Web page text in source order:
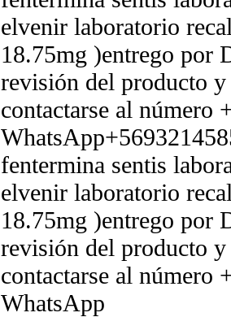
elvenir laboratorio
18.75mg )entrego por
revisión del producto
contactarse al número
fentermina sentis
elvenir laboratorio
18.75mg )entrego por
revisión del producto
contactarse al número
WhatsApp